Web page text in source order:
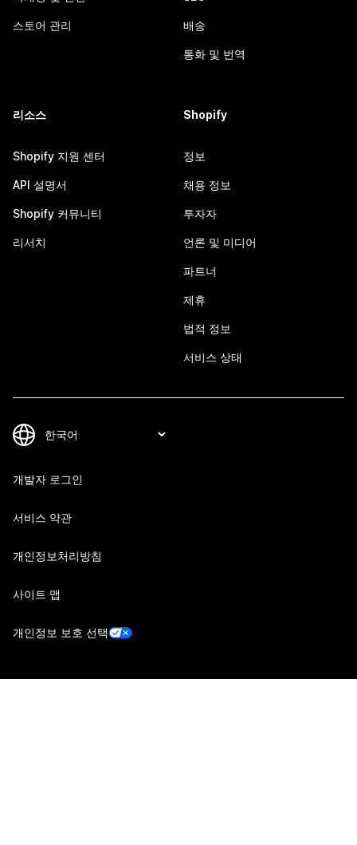
스토어 관리 배송
통화 및 번역
리소스
Shopify 지원 센터
API 설명서
Shopify 커뮤니티
리서치
Shopify
정보
채용 정보
투자자
언론 및 미디어
파트너
제휴
법적 정보
서비스 상태
개발자 로그인
서비스 약관
개인정보처리방침
사이트 맵
개인정보 보호 선택